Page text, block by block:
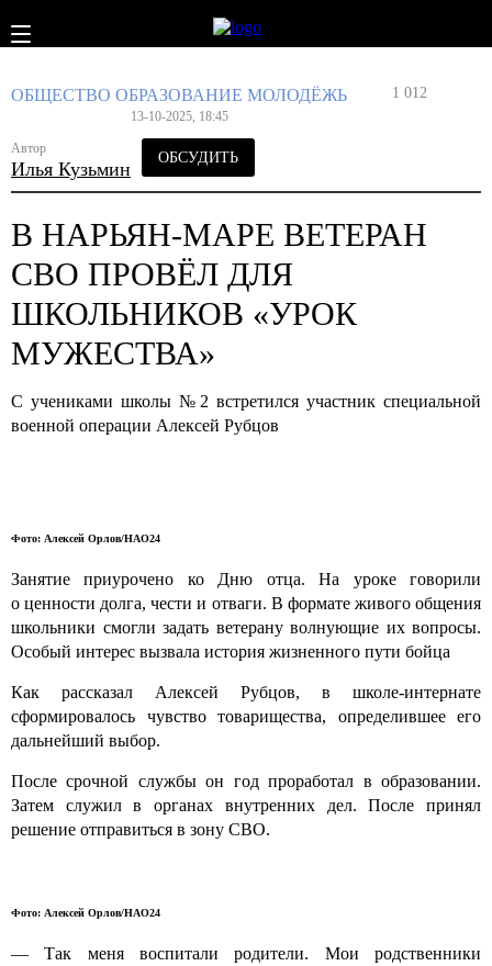
ОБЩЕСТВО ОБРАЗОВАНИЕ МОЛОДЁЖЬ
13-10-2025, 18:45
Автор
Илья Кузьмин
1 012
ОБСУДИТЬ
В НАРЬЯН-МАРЕ ВЕТЕРАН
СВО ПРОВЁЛ ДЛЯ
ШКОЛЬНИКОВ «УРОК
МУЖЕСТВА»
С учениками школы №2 встретился участник специальной
военной операции Алексей Рубцов
Фото: Алексей Орлов/НАО24
Занятие приурочено ко Дню отца. На уроке говорили
о ценности долга, чести и отваги. В формате живого общения
школьники смогли задать ветерану волнующие их вопросы.
Особый интерес вызвала история жизненного пути бойца
Как рассказал Алексей Рубцов, в школе-интернате
сформировалось чувство товарищества, определившее его
дальнейший выбор.
После срочной службы он год проработал в образовании.
Затем служил в органах внутренних дел. После принял
решение отправиться в зону СВО.
Фото: Алексей Орлов/НАО24
— Так меня воспитали родители. Мои родственники